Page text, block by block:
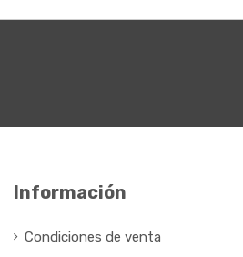
Información
Condiciones de venta